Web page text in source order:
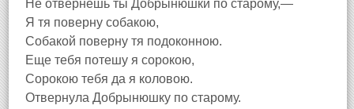
Не отвернешь ты Добрынюшки по старому,—
Я тя поверну собакою,
Собакой поверну тя подоконною.
Еще тебя потешу я сорокою,
Сорокою тебя да я коловою.
Отвернула Добрынюшку по старому.